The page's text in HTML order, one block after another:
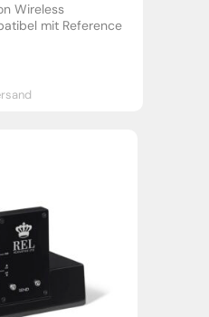
Wireless
mit Reference